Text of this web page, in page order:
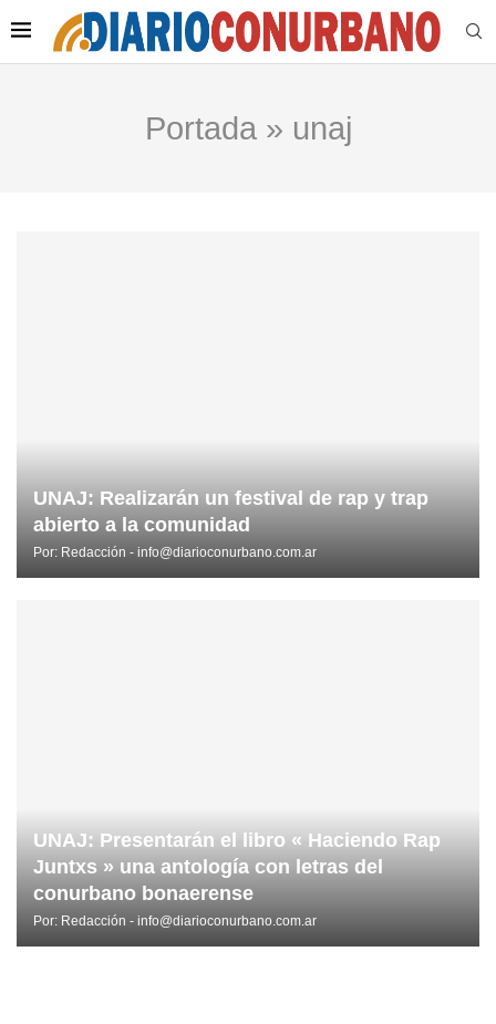
Portada» unaj
UNAJ: Realizarán un festival de rap y trap
abierto a la comunidad
Por: Redacción - info@diarioconurbano.com.ar
UNAJ: Presentarán el libro « Haciendo Rap
Juntxs » una antología con letras del
conurbano bonaerense
Por: Redacción - info@diarioconurbano.com.ar